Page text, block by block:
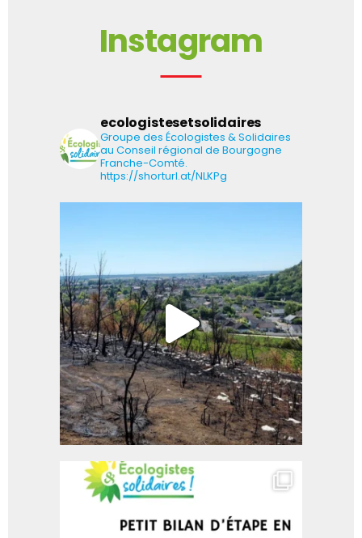
Instagram
ecologistesetsolidaires
Groupe des Écologistes & Solidaires
au Conseil régional de Bourgogne
Franche-Comté.
https://shorturl.at/NLKPg